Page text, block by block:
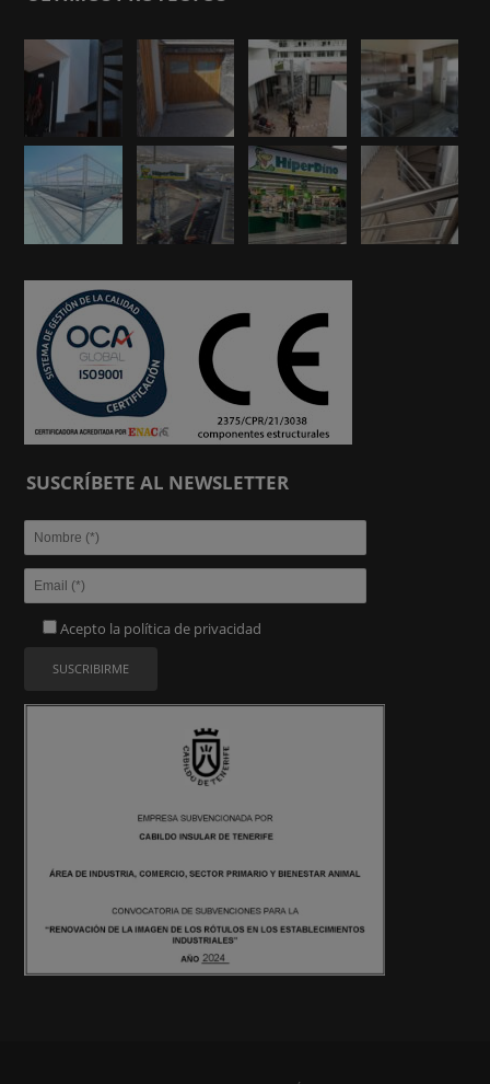
SUSCRÍBETE AL NEWSLETTER
Acepto la política de privacidad